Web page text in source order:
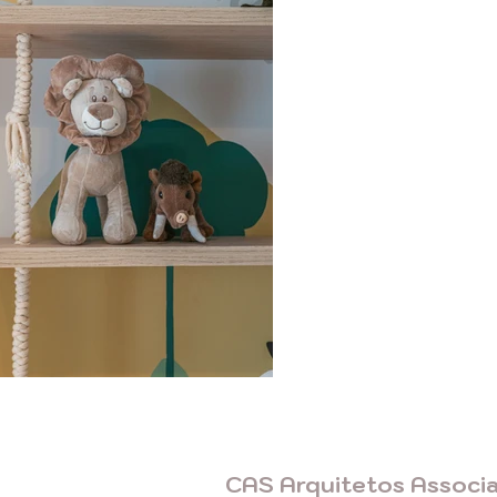
CAS Arquitetos